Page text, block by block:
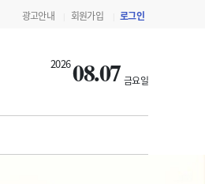
광고안내 회원가입 로그인
202608.07 금요일